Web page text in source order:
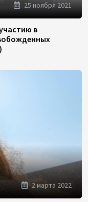
25 ноября 2021
в
2 марта 2022